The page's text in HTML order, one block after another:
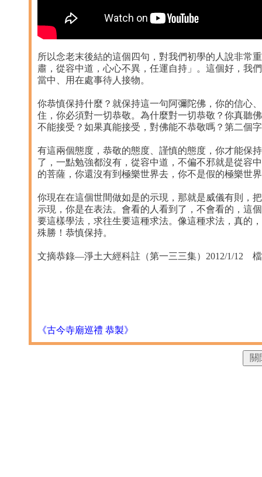
所以念老末後結的這個四句，對我們初學的人說非常
肅，從容中道，心心不異，任運自持」。這個好，我
當中、用在處事待人接物。
你恭慎保持什麼？就保持這一句阿彌陀佛，你的信心
住，你必須對一切恭敬。為什麼對一切恭敬？你真聽
不能接受？如果真能接受，對佛能不恭敬嗎？第二個
有這兩個態度，恭敬的態度、謹慎的態度，你才能保
了，一點勉強都沒有，從容中道，不偏不邪就是從容
的菩薩，你還沒有到極樂世界去，你不是假的極樂世
你現在在這個世間做如是的示現，那就是威儀有則，
示現，你是在表法。會看的人看到了，不會看的，這
要這樣學法，求往生要這種求法。像這種求法，真的
殊勝！恭慎保持。
文摘恭錄—淨土大經科註（第一三三集）2012/1/12 檔
《古今寺廟巡禮 恭製》